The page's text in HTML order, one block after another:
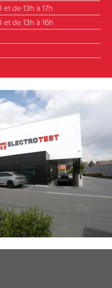
de 13h à 17h
de 13h à 16h